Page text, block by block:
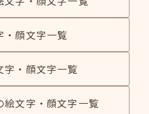
・顔文字一覧
字・顔文字一覧
絵文字・顔文字一覧